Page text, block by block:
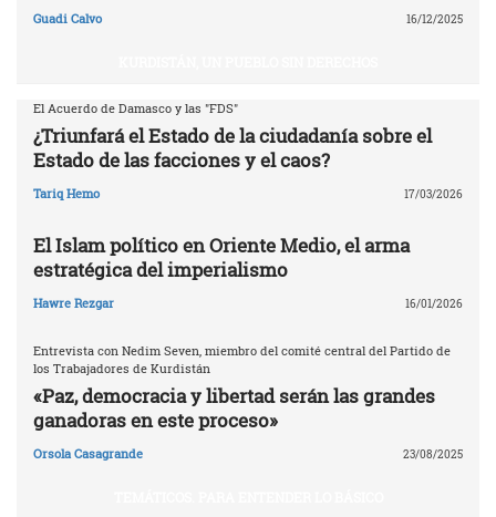
Guadi Calvo 16/12/2025
El Acuerdo de Damasco y las "FDS"
¿Triunfará el Estado de la ciudadanía sobre el
Estado de las facciones y el caos?
Tariq Hemo 17/03/2026
El Islam político en Oriente Medio, el arma
estratégica del imperialismo
Hawre Rezgar 16/01/2026
Entrevista con Nedim Seven, miembro del comité central del Partido de
los Trabajadores de Kurdistán
«Paz, democracia y libertad serán las grandes
ganadoras en este proceso»
Orsola Casagrande 23/08/2025